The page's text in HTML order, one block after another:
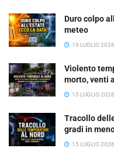
Duro colpo
meteo
19 LUGLIO 2026
Violento
morto, venti
15 LUGLIO 2026
Tracollo
gradi in
15 LUGLIO 2026